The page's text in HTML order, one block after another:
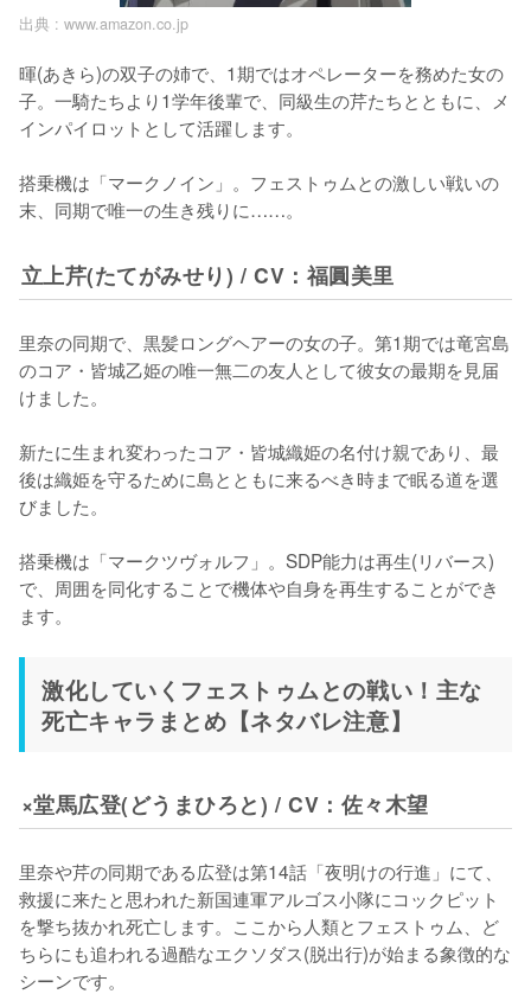
出典 : www.amazon.co.jp
暉(あきら)の双子の姉で、1期ではオペレーターを務めた女の
子。一騎たちより1学年後輩で、同級生の芹たちとともに、メ
インパイロットとして活躍します。
搭乗機は「マークノイン」。フェストゥムとの激しい戦いの
末、同期で唯一の生き残りに……。
立上芹(たてがみせり) / CV：福圓美里
里奈の同期で、黒髪ロングヘアーの女の子。第1期では竜宮島
のコア・皆城乙姫の唯一無二の友人として彼女の最期を見届
けました。
新たに生まれ変わったコア・皆城織姫の名付け親であり、最
後は織姫を守るために島とともに来るべき時まで眠る道を選
びました。
搭乗機は「マークツヴォルフ」。SDP能力は再生(リバース)
で、周囲を同化することで機体や自身を再生することができ
ます。
激化していくフェストゥムとの戦い！主な
死亡キャラまとめ【ネタバレ注意】
×堂馬広登(どうまひろと) / CV：佐々木望
里奈や芹の同期である広登は第14話「夜明けの行進」にて、
救援に来たと思われた新国連軍アルゴス小隊にコックピット
を撃ち抜かれ死亡します。ここから人類とフェストゥム、ど
ちらにも追われる過酷なエクソダス(脱出行)が始まる象徴的な
シーンです。